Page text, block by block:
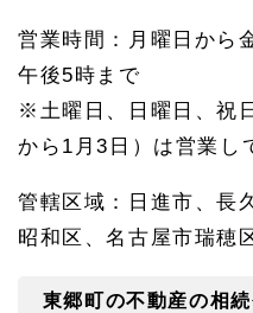
金の
相続
手続
6
町の
放棄
6.
営業時間：月曜日から
午後5時まで
※土曜日、日曜日、祝
から1月3日）は営業し
管轄区域：日進市、長
昭和区、名古屋市瑞穂
東郷町の不動産の相